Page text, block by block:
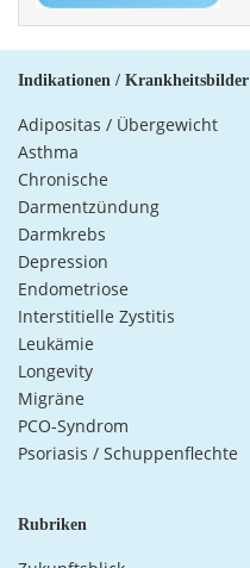
Indikationen / Krankheitsbilder
Adipositas / Übergewicht
Asthma
Chronische
Darmentzündung
Darmkrebs
Depression
Endometriose
Interstitielle Zystitis
Leukämie
Longevity
Migräne
PCO-Syndrom
Psoriasis / Schuppenflechte
Rubriken